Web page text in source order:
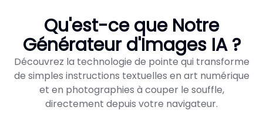
Qu'est-ce que Notre
Générateur d'Images IA ?
Découvrez la technologie de pointe qui transforme
de simples instructions textuelles en art numérique
et en photographies à couper le souffle,
directement depuis votre navigateur.